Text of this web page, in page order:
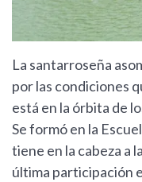
La santarroseña
por las condiciones
está en la órbita de
Se formó en la
tiene en la cabeza a
última participación